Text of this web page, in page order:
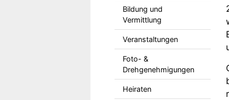
Bildung und
Vermittlung
Veranstaltungen
Foto- &
Drehgenehmigungen
Heiraten